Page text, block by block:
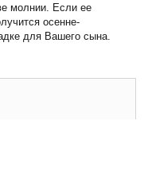
молнии. Если ее
осенне-
для Вашего сына.